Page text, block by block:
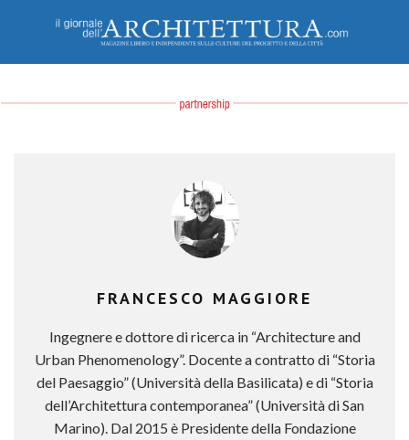
FRANCESCO MAGGIORE
Ingegnere e dottore di ricerca in “Architecture and
Urban Phenomenology”. Docente a contratto di “Storia
del Paesaggio” (Università della Basilicata) e di “Storia
dell’Architettura contemporanea” (Università di San
Marino). Dal 2015 è Presidente della Fondazione